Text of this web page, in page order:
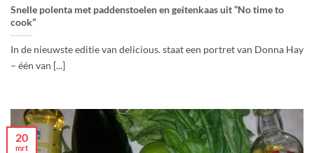
Snelle polenta met paddenstoelen en geitenkaas uit “No time to
cook”
In de nieuwste editie van delicious. staat een portret van Donna Hay
– één van [...]
20
mrt